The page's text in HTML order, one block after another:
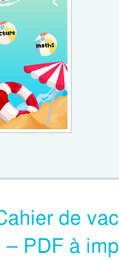
de
– PDF à